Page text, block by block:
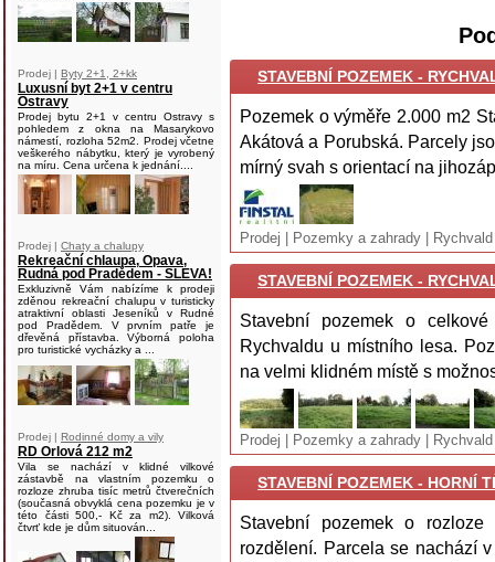
Prodej | Byty 2+1, 2+kk
Luxusní byt 2+1 v centru
Ostravy
Prodej bytu 2+1 v centru Ostravy s
pohledem z okna na Masarykovo
námestí, rozloha 52m2. Prodej včetne
veškerého nábytku, který je vyrobený
na míru. Cena určena k jednání....
Prodej | Chaty a chalupy
Rekreační chlaupa, Opava,
Rudná pod Pradědem - SLEVA!
Exkluzivně Vám nabízíme k prodeji
zděnou rekreační chalupu v turisticky
atraktivní oblasti Jeseníků v Rudné
pod Pradědem. V prvním patře je
dřevěná přístavba. Výborná poloha
pro turistické vycházky a ...
Prodej | Rodinné domy a vily
RD Orlová 212 m2
Vila se nachází v klidné vilkové
zástavbě na vlastním pozemku o
rozloze zhruba tisíc metrů čtverečních
(současná obvyklá cena pozemku je v
této části 500,- Kč za m2). Vilková
čtvrť kde je dům situován...
STAVEBNÍ POZEMEK -
Pozemek o výměře 2.000 m2
Akátová a Porubská. Parcely
mírný svah s orientací na
Prodej | Pozemky a zahrady |
STAVEBNÍ POZEMEK -
Stavební pozemek o
Rychvaldu u místního lesa.
na velmi klidném místě s
Prodej | Pozemky a zahrady |
STAVEBNÍ POZEMEK - HORNÍ
Stavební pozemek o
rozdělení. Parcela se nachází